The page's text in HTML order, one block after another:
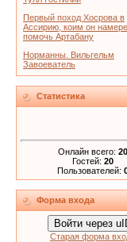
Первый поход Хосрова в
Ассирию, коим он
помочь Артабану
Норманны. Вильгельм
Завоеватель
Статистика
Онлайн всего: 20
Гостей: 20
Пользователей:
Форма входа
Войти через
Старая форма